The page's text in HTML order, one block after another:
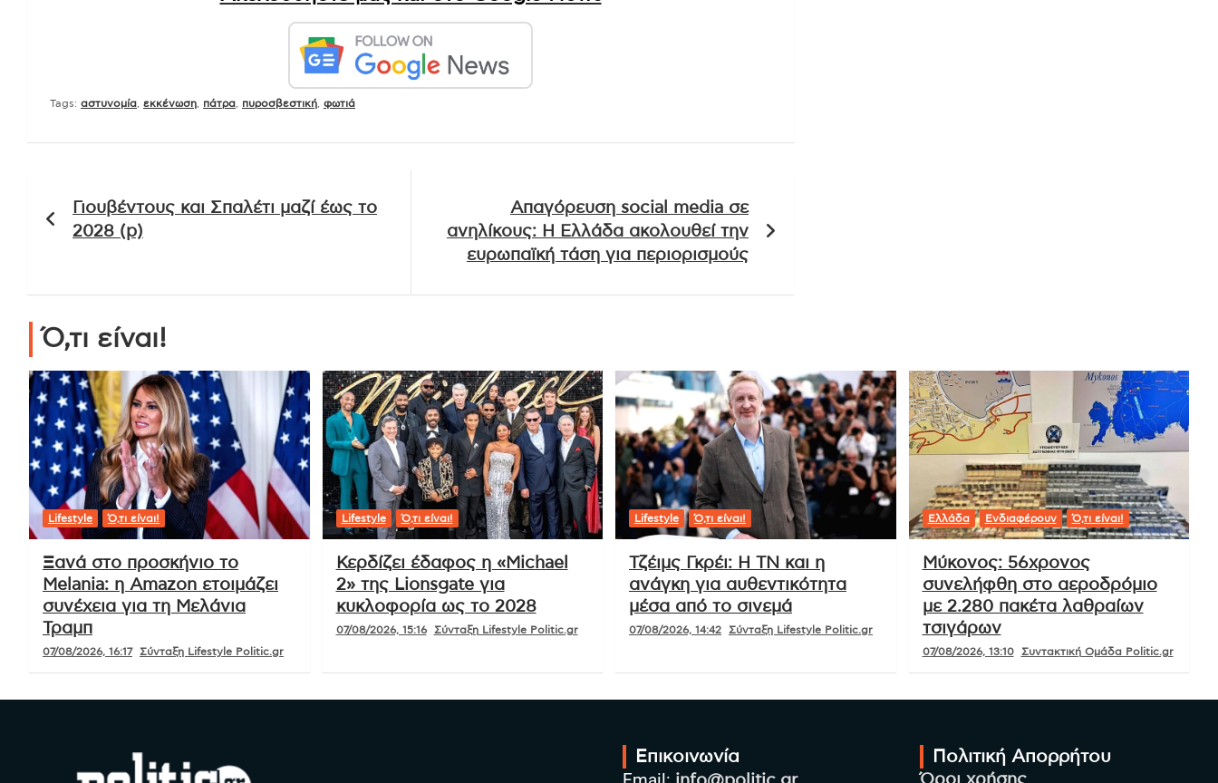
Ακολουθήστε μας και στο Google News
Tags:
Πλοήγηση
άρθρων
Γιουβέντους και Σπαλέτι μαζί έως το
2028 (p)
Απαγόρευση social media σε
ανηλίκους: Η Ελλάδα ακολουθεί την
ευρωπαϊκή τάση για περιορισμούς
Ό,τι είναι!
Ό,τι είναι! Ενδιαφέρουν Ό,τι είναι!